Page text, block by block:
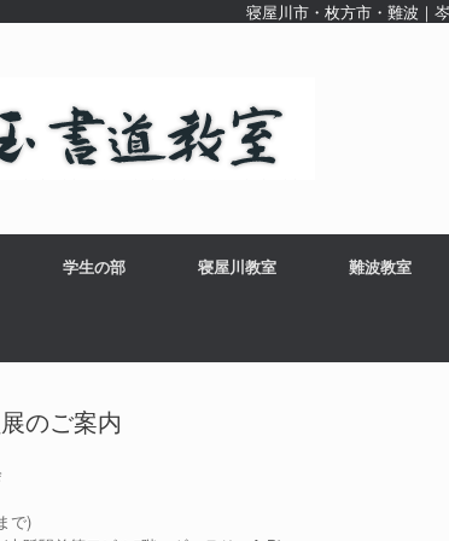
寝屋川市・枚方市・難波｜
学生の部 寝屋川教室 難波教室
のご案内
で)